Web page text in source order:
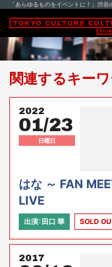
「あらゆるものをイベントに！」渋
関連するキーワ
2022
01/23
日曜日
はな ～ FAN
LIVE
出演：田口 華 SOLD
2017